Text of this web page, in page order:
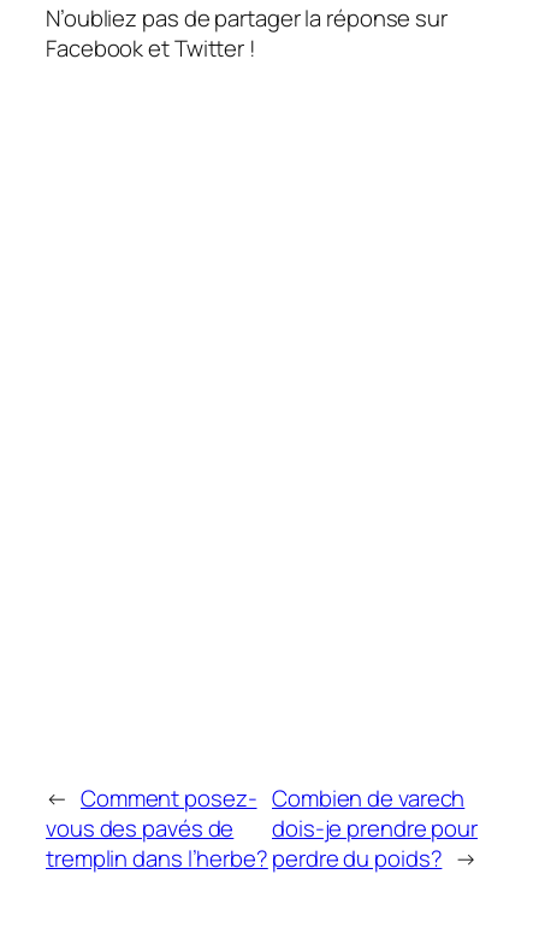
N’oubliez pas de partager la réponse sur
Facebook et Twitter !
← Comment posez-
vous des pavés de
tremplin dans l’herbe?
Combien de varech
dois-je prendre pour
perdre du poids? →